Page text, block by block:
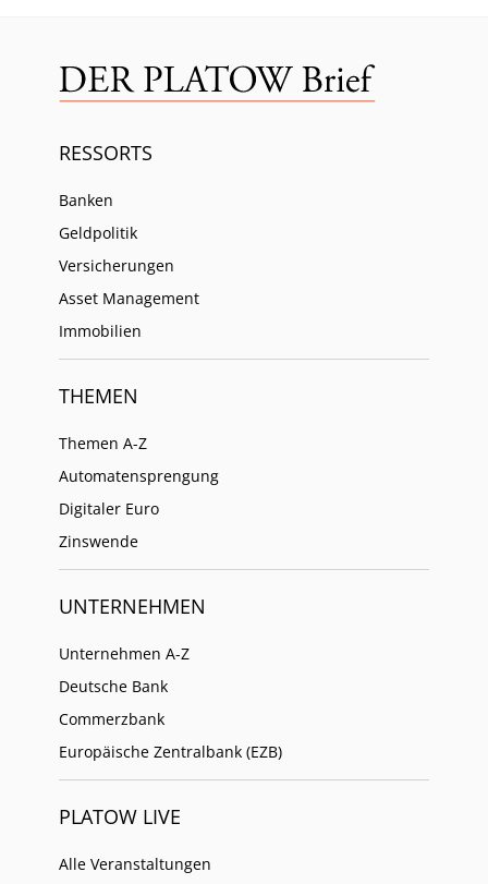
RESSORTS
Banken
Geldpolitik
Versicherungen
Asset Management
Immobilien
THEMEN
Themen A-Z
Automatensprengung
Digitaler Euro
Zinswende
UNTERNEHMEN
Unternehmen A-Z
Deutsche Bank
Commerzbank
Europäische Zentralbank (EZB)
PLATOW LIVE
Alle Veranstaltungen